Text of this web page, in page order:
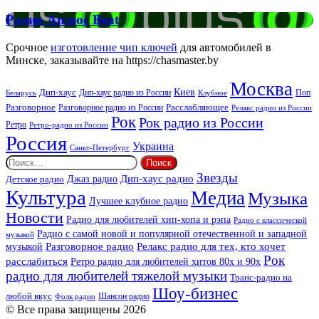
Радио
Аплюс
Beat
Радио Аплюс Beat
Срочное изготовление чип ключей для автомобилей в
Минске, заказывайте на https://chasmaster.by
Беларусь Дип-хаус Дип-хаус радио из России Киев Клубное Москва Поп
Разговорное Разговорное радио из России Расслабляющее Релакс радио из России
Ретро Ретро-радио из России РокРок радио из России
Россия Санкт-Петербург Украина
Найти:
Детское радио Джаз радио Дип-хаус радио Звезды
Культура Лучшее клубное радио МедиаМузыка
Новости Радио для любителей хип-хопа и рэпа Радио с классической
музыкой Радио с самой новой и популярной отечественной и западной
музыкой Разговорное радио Релакс радио для тех, кто хочет
расслабиться Ретро радио для любителей хитов 80х и 90х Рок
радио для любителей тяжелой музыки Транс-радио на
любой вкус Фолк радио Шансон радио Шоу-бизнес
© Все права защищены 2026